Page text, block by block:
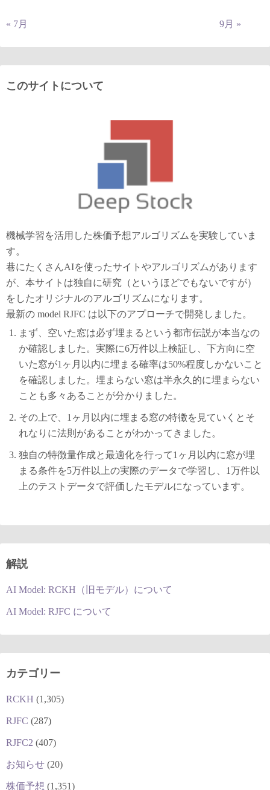
« 7月 9月 »
このサイトについて
機械学習を活用した株価予想アルゴリズムを実験していま
す。
巷にたくさんAIを使ったサイトやアルゴリズムがあります
が、本サイトは独自に研究（というほどでもないですが）
をしたオリジナルのアルゴリズムになります。
最新の model RJFC は以下のアプローチで開発しました。
まず、空いた窓は必ず埋まるという都市伝説が本当なの
か確認しました。実際に6万件以上検証し、下方向に空
いた窓が1ヶ月以内に埋まる確率は50%程度しかないこと
を確認しました。埋まらない窓は半永久的に埋まらない
ことも多々あることが分かりました。
その上で、1ヶ月以内に埋まる窓の特徴を見ていくとそ
れなりに法則があることがわかってきました。
独自の特徴量作成と最適化を行って1ヶ月以内に窓が埋
まる条件を5万件以上の実際のデータで学習し、1万件以
上のテストデータで評価したモデルになっています。
解説
AI Model: RCKH（旧モデル）について
AI Model: RJFC について
カテゴリー
RCKH (1,305)
RJFC (287)
RJFC2 (407)
お知らせ (20)
株価予想 (1,351)